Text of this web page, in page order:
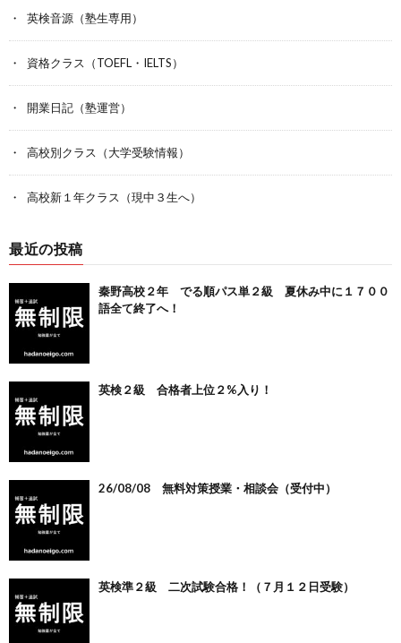
英検音源（塾生専用）
資格クラス（TOEFL・IELTS）
開業日記（塾運営）
高校別クラス（大学受験情報）
高校新１年クラス（現中３生へ）
最近の投稿
秦野高校２年 でる順パス単２級 夏休み中に１７００
語全て終了へ！
英検２級 合格者上位２%入り！
26/08/08 無料対策授業・相談会（受付中）
英検準２級 二次試験合格！（７月１２日受験）